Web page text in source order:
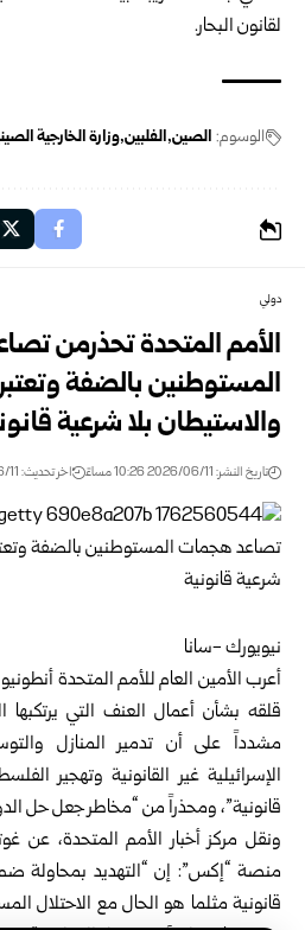
لقانون البحار.
الوسوم: الصين الفلبين وزارة الخارجية
دولي
الأمم المتحدة تحذرمن
المستوطنين بالضفة
والاستيطان بلا شرعية
تاريخ النشر: 2026/06/11 10:26 مساءً اخر تحديث: 2026/06/11 10:26 مساءً
نيويورك -سانا
أعرب الأمين العام للأمم المتحدة
قلقه بشأن أعمال العنف التي يرتكبها
مشدداً على أن تدمير المنازل
الإسرائيلية غير القانونية وتهجير
قانونية”، ومحذراً من “مخاطر جعل حل
ونقل مركز أخبار الأمم المتحدة، عن
منصة “إكس”: إن “التهديد بمحاولة
قانونية مثلما هو الحال مع الاحتلال